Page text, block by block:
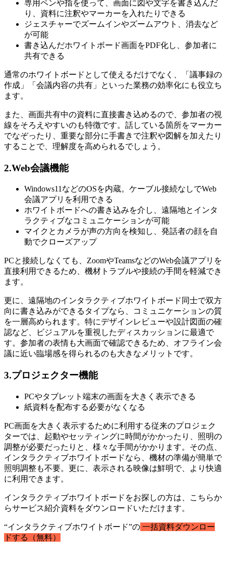
専用ペンや指を使って、画面に図や文字を書き込んだ
り、資料に注釈やマーカーを入れたりできる
ジェスチャーでズームインやズームアウト、消去など
が可能
書き込んだホワイトボード画面をPDF化し、参加者に
共有できる
通常のホワイトボードとして使えるだけでなく、「議事録の
作成」「会議内容の共有」といった業務の効率化にも役立ち
ます。
また、画面共有中の資料に直接書き込めるので、参加者の視
線をそろえやすいのも特徴です。話している箇所をマーカー
でなぞったり、重要な部分に手書きで注釈や図解を加えたり
することで、理解度を高められるでしょう。
2.Web会議機能
Windows11などのOSを内蔵。ケーブル接続なしでWeb
会議アプリを利用できる
ホワイトボードへの書き込みを介し、遠隔地とインタ
ラクティブなコミュニケーションが可能
マイクとカメラが声の方向を検知し、発話者の顔を自
動でクローズアップ
PCと接続しなくても、ZoomやTeamsなどのWeb会議アプリを
直接利用できるため、機材トラブルや接続の手間を軽減でき
ます。
更に、遠隔地のインタラクティブホワイトボード同士で双方
向に書き込みができるタイプなら、コミュニケーションの質
を一層高められます。特にデザインレビューや設計図面の確
認など、ビジュアルを重視したディスカッションに最適で
す。参加者の表情も大画面で確認できるため、オフライン会
議に近い臨場感を得られるのも大きなメリットです。
3.プロジェクター機能
PCやタブレット端末の画面を大きく表示できる
紙資料を配布する必要がなくなる
PC画面を大きく表示するために利用する従来のプロジェク
ターでは、起動やセッティングに時間がかかったり、照明の
調整が必要だったりと、様々な手間がかかります。その点、
インタラクティブホワイトボードなら、機材の準備が簡単で
照明調整も不要。更に、表示される映像は鮮明で、より快適
に利用できます。
インタラクティブホワイトボードをお探しの方は、こちらか
らサービス紹介資料をダウンロードいただけます。
“インタラクティブホワイトボード”の 一括資料ダウンロー
ドする（無料）